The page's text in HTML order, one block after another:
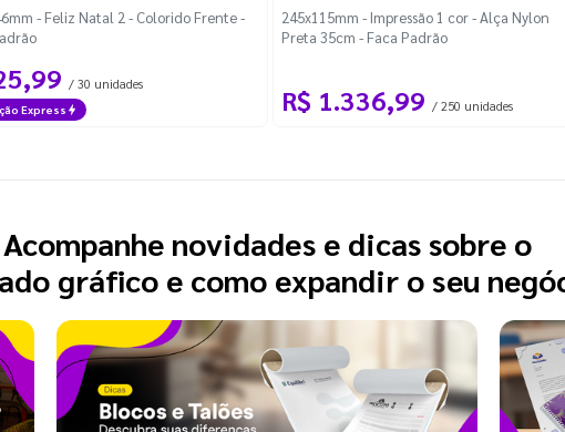
- Feliz Natal 2 - Colorido Frente -
/ 30 unidades
Express
245x115mm - Impressão 1 cor - Alça Nylon
Preta 35cm - Faca Padrão
R$ 1.336,99 / 250 unidades
Acompanhe novidades e dicas sobre o
gráfico e como expandir o seu